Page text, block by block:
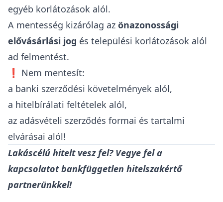
egyéb korlátozások alól.
A mentesség kizárólag az önazonossági
elővásárlási jog és települési korlátozások alól
ad felmentést.
❗ Nem mentesít:
a banki szerződési követelmények alól,
a hitelbírálati feltételek alól,
az adásvételi szerződés formai és tartalmi
elvárásai alól!
Lakáscélú hitelt vesz fel? Vegye fel a
kapcsolatot bankfüggetlen hitelszakértő
partnerünkkel!